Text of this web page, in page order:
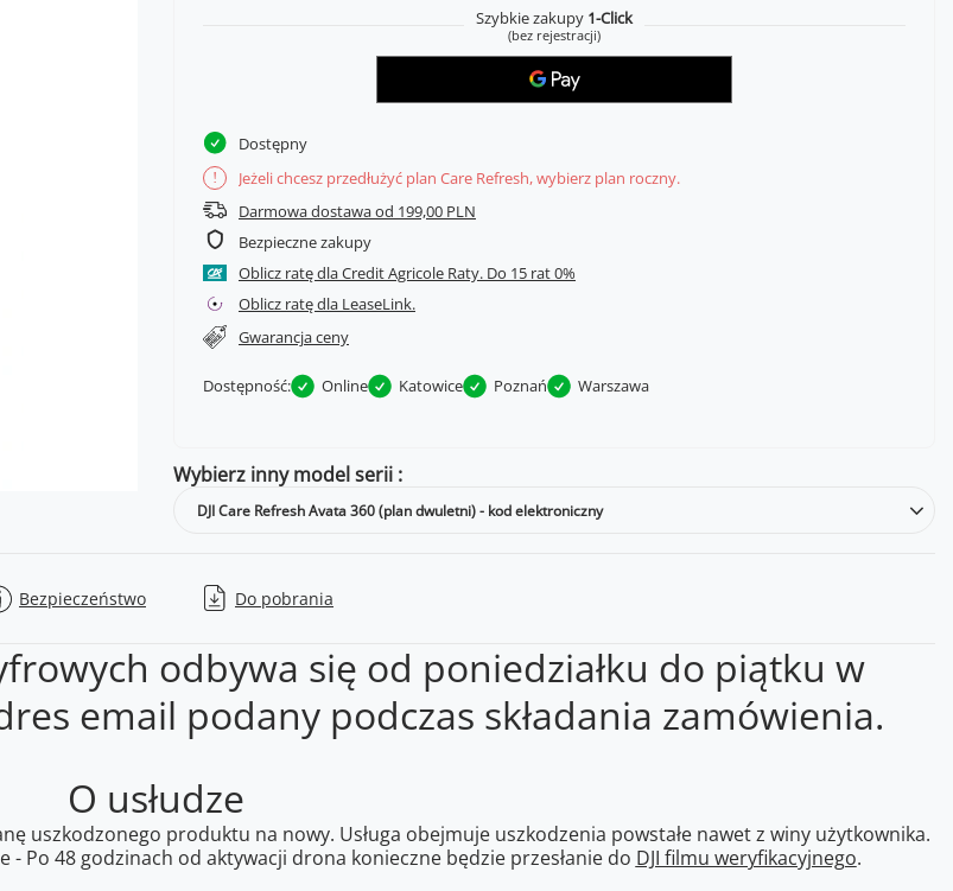
Wybierz inny model serii
DJI Care Refresh Avata 360 (plan dwuletni) - kod elektroniczny
Szybkie zakupy 1-Click
(bez rejestracji)
Dostępny
!
Jeżeli chcesz przedłużyć plan Care Refresh, wybierz plan roczny.
Darmowa dostawa od 199,00 PLN
Bezpieczne zakupy
Oblicz ratę dla Credit Agricole Raty.
Oblicz ratę dla LeaseLink.
Gwarancja ceny
Dostępność: Online Katowice Poznań Warszawa
Bezpieczeństwo Do pobrania
odbywa się od poniedziałku do piątku w
email podany podczas składania zamówienia.
O usłudze
uszkodzonego produktu na nowy. Usługa obejmuje uszkodzenia powstałe nawet z winy użytkownika.
Po 48 godzinach od aktywacji drona konieczne będzie przesłanie do DJI filmu weryfikacyjnego.